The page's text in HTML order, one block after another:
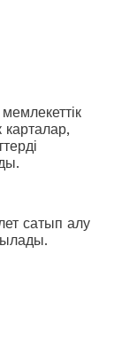
карталар,
сатып алу